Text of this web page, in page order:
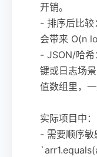
开销。
- 排序后比较
会带来 O(n
- JSON/哈希
键或日志场
值数组里，
实际项目中：
- 需要顺序敏